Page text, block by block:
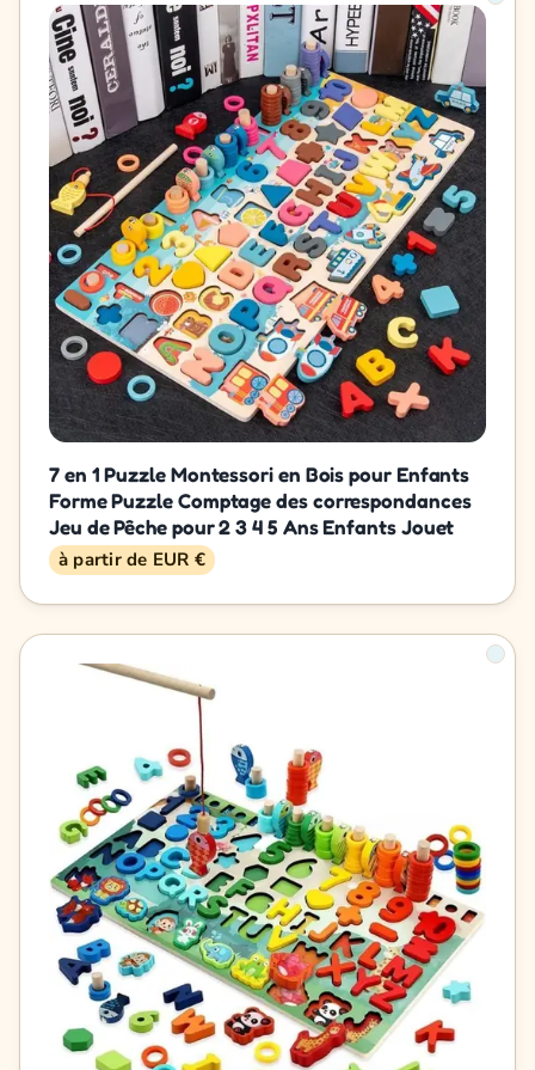
7 en 1 Puzzle Montessori en Bois pour Enfants
Forme Puzzle Comptage des correspondances
Jeu de Pêche pour 2 3 4 5 Ans Enfants Jouet
à partir de EUR €